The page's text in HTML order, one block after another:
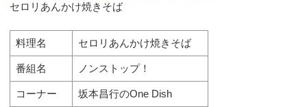
セロリあんかけ焼きそば
料理名 セロリあんかけ焼きそば
番組名 ノンストップ！
コーナー 坂本昌行のOne Dish